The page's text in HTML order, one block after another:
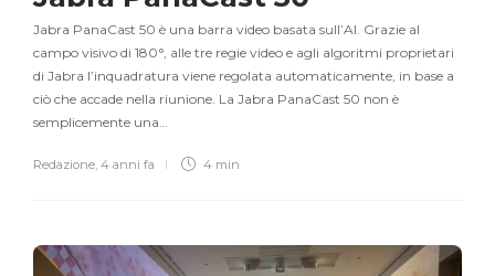
Jabra PanaCast 50 è una barra video basata sull’AI. Grazie al
campo visivo di 180°, alle tre regie video e agli algoritmi proprietari
di Jabra l’inquadratura viene regolata automaticamente, in base a
ciò che accade nella riunione. La Jabra PanaCast 50 non è
semplicemente una…
Redazione 4 anni fa 4 min